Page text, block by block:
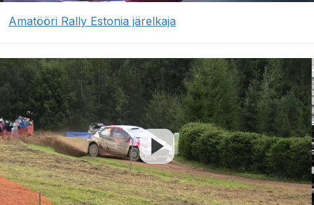
Amatööri Rally Estonia järelkaja